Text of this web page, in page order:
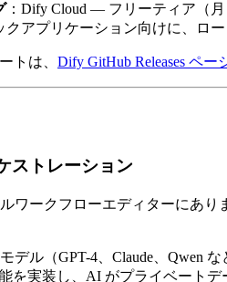
：Dify Cloud — フリーティア（月
クアプリケーション向けに、ロ
トは、 Dify GitHub Releases ペー
ストレーション
ワークフローエディターにあ
デル（GPT-4、Claude、Qwen
能を実装し、AI がプライベート